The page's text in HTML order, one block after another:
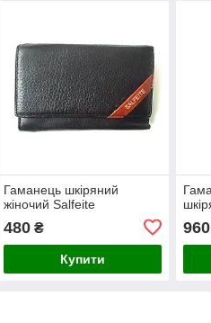
Гаманець шкіряний
жіночий Salfeite
480₴
Купити
960